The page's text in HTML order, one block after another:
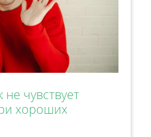
чувствует
хороших